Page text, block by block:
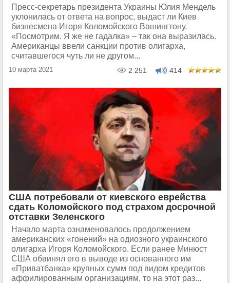
Пресс-секретарь президента Украины Юлия Мендель
уклонилась от ответа на вопрос, выдаст ли Киев
бизнесмена Игоря Коломойского Вашингтону.
«Посмотрим. Я же не гадалка» – так она выразилась.
Американцы ввели санкции против олигарха,
считавшегося чуть ли не другом...
10 марта 2021 2 251 414
США потребовали от киевского еврейства
сдать Коломойского под страхом досрочной
отставки Зеленского
Начало марта ознаменовалось продолжением
американских «гонений» на одиозного украинского
олигарха Игоря Коломойского. Если ранее Минюст
США обвинял его в выводе из основанного им
«Приватбанка» крупных сумм под видом кредитов
аффилированным организациям, то на этот раз...